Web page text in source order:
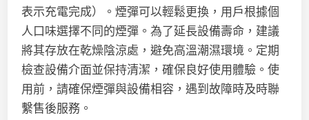
表示充電完成）。煙彈可以輕鬆更換，用戶根據個
人口味選擇不同的煙彈。為了延長設備壽命，建議
將其存放在乾燥陰涼處，避免高溫潮濕環境。定期
檢查設備介面並保持清潔，確保良好使用體驗。使
用前，請確保煙彈與設備相容，遇到故障時及時聯
繫售後服務。